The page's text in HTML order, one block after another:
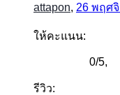
attapon, 26 พฤศ
ให้คะแนน:
0/5,
รีวิว: